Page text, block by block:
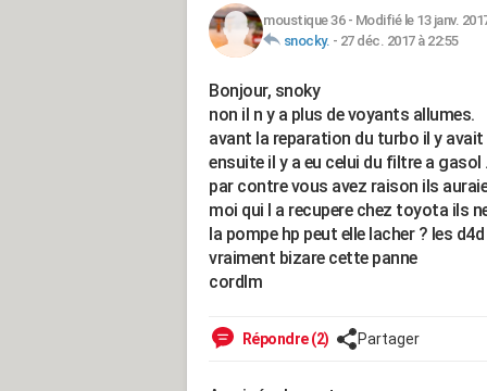
moustique 36- Modifié le 13 janv.
snocky. - 27 déc. 2017 à 22:55
Bonjour, snoky
non il n y a plus de voyants allumes.
avant la reparation du turbo il y
ensuite il y a eu celui du filtre a
par contre vous avez raison ils
moi qui l a recupere chez toyota ils
la pompe hp peut elle lacher ? les
vraiment bizare cette panne
cordlm
Répondre (2) Partager